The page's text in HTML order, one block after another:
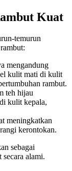
Kuat
temurun
mengandung
kulit mati di kulit
rambut.
teh hijau
kulit kepala,
meningkatkan
kerontokan.
sebagai
alami.